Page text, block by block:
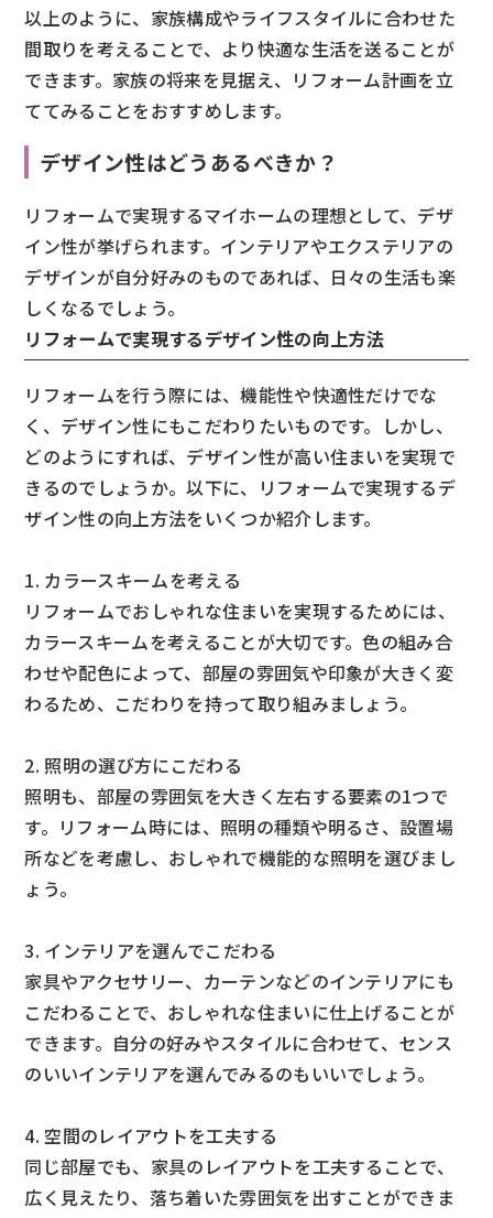
以上のように、家族構成やライフスタイルに合わせた
間取りを考えることで、より快適な生活を送ることが
できます。家族の将来を見据え、リフォーム計画を立
ててみることをおすすめします。
デザイン性はどうあるべきか？
リフォームで実現するマイホームの理想として、デザ
イン性が挙げられます。インテリアやエクステリアの
デザインが自分好みのものであれば、日々の生活も楽
しくなるでしょう。
リフォームで実現するデザイン性の向上方法
リフォームを行う際には、機能性や快適性だけでな
く、デザイン性にもこだわりたいものです。しかし、
どのようにすれば、デザイン性が高い住まいを実現で
きるのでしょうか。以下に、リフォームで実現するデ
ザイン性の向上方法をいくつか紹介します。
1. カラースキームを考える
リフォームでおしゃれな住まいを実現するためには、
カラースキームを考えることが大切です。色の組み合
わせや配色によって、部屋の雰囲気や印象が大きく変
わるため、こだわりを持って取り組みましょう。
2. 照明の選び方にこだわる
照明も、部屋の雰囲気を大きく左右する要素の1つで
す。リフォーム時には、照明の種類や明るさ、設置場
所などを考慮し、おしゃれで機能的な照明を選びまし
ょう。
3. インテリアを選んでこだわる
家具やアクセサリー、カーテンなどのインテリアにも
こだわることで、おしゃれな住まいに仕上げることが
できます。自分の好みやスタイルに合わせて、センス
のいいインテリアを選んでみるのもいいでしょう。
4. 空間のレイアウトを工夫する
同じ部屋でも、家具のレイアウトを工夫することで、
広く見えたり、落ち着いた雰囲気を出すことができま